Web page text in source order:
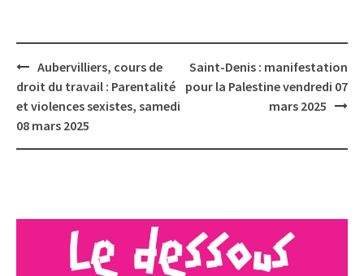
Post
navigation
Aubervilliers, cours de
droit du travail : Parentalité
et violences sexistes, samedi
08 mars 2025
Saint-Denis : manifestation
pour la Palestine vendredi 07
mars 2025